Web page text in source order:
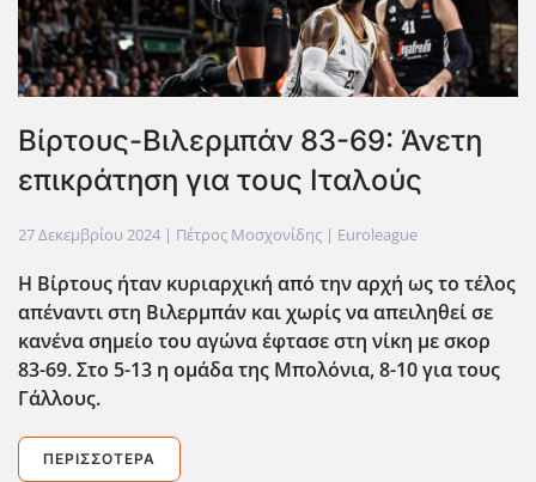
Βίρτους-Βιλερμπάν 83-69: Άνετη
επικράτηση για τους Ιταλούς
27 Δεκεμβρίου 2024 | Πέτρος Μοσχονίδης | Euroleague
Η Βίρτους ήταν κυριαρχική από την αρχή ως το τέλος
απέναντι στη Βιλερμπάν και χωρίς να απειληθεί σε
κανένα σημείο του αγώνα έφτασε στη νίκη με σκορ
83-69. Στο 5-13 η ομάδα της Μπολόνια, 8-10 για τους
Γάλλους.
ΠΕΡΙΣΣΌΤΕΡΑ